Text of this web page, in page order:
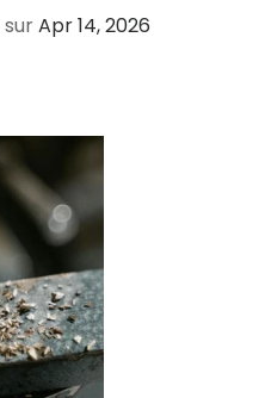
surApr 14, 2026